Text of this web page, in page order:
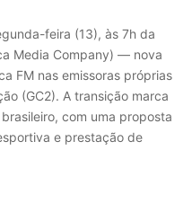
feira (13), às 7h da
Media Company) — nova
FM nas emissoras próprias
(GC2). A transição marca
com uma proposta
e prestação de